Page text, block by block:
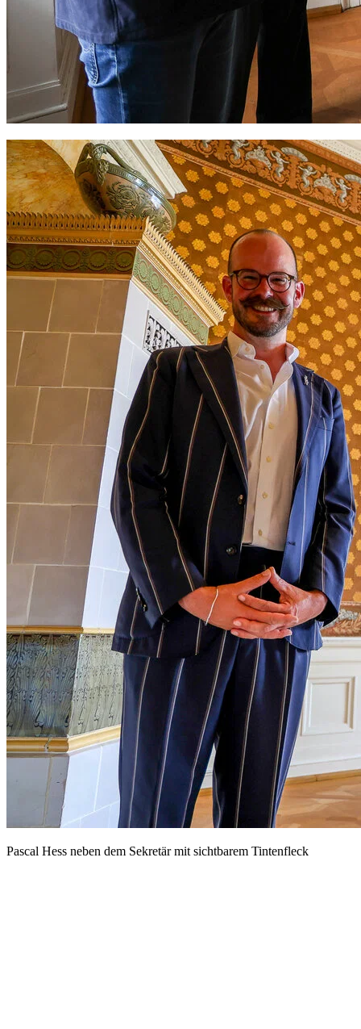
Pascal Hess neben dem Sekretär mit sichtbarem Tintenfleck